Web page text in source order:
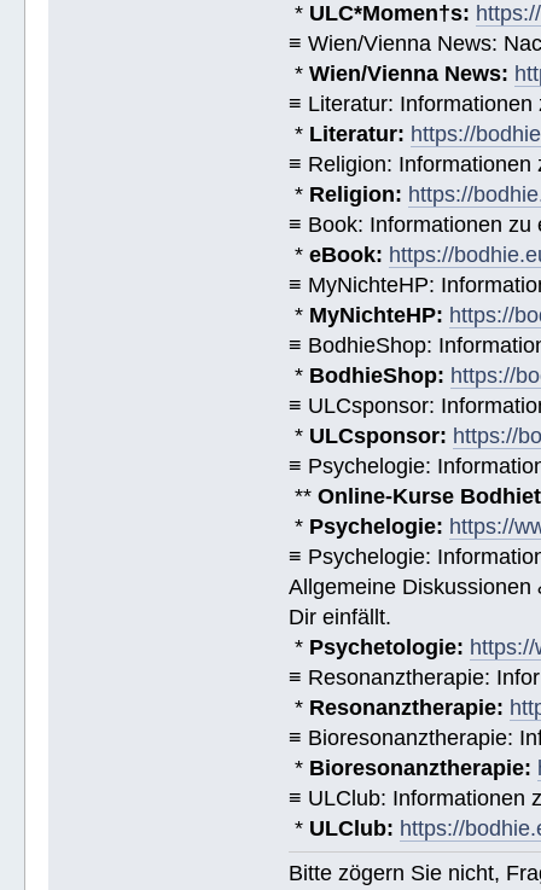
* ULC*Momen†s:
≡ Wien/Vienna News:
*Wien/Vienna News:
≡ Literatur:
* Literatur: https://
≡ Religion: Informationen
* Religion: https://
≡ Book: Informationen zu
*eBook: https://
≡ MyNichteHP:
* MyNichteHP: https://
≡ BodhieShop:
* BodhieShop: https://
≡ ULCsponsor:
* ULCsponsor: https://
≡ Psychelogie:
**Online-Kurse
* Psychelogie: https://
≡ Psychelogie:
Allgemeine
Dir einfällt.
* Psychetologie:
≡ Resonanztherapie:
* Resonanztherapie:
≡ Bioresonanztherapie:
* Bioresonanztherapie:
≡ ULClub: Informationen
* ULClub: https://
Bitte zögern Sie nicht,